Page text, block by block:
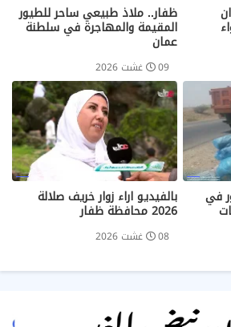
ظفار.. ملاذ طبيعي ساحر للطيور
المقيمة والمهاجرة في سلطنة
عمان
09 غشت 2026
في بالفيديو اراء زوار خريف صلالة
2026 محافظة ظفار
08 غشت 2026